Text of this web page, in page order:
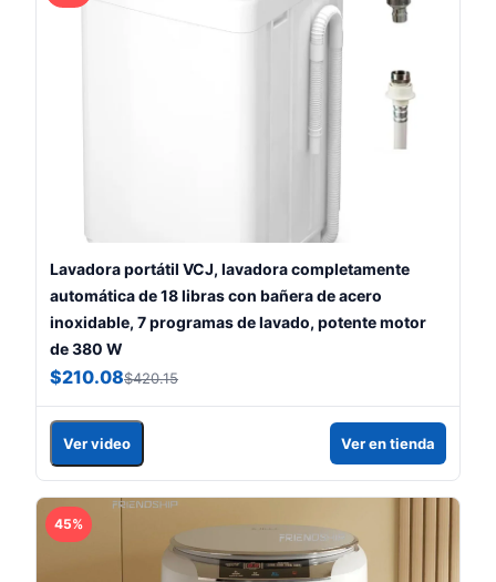
Lavadora portátil VCJ, lavadora completamente
automática de 18 libras con bañera de acero
inoxidable, 7 programas de lavado, potente motor
de 380 W
$210.08$420.15
Ver video Ver en tienda
45%